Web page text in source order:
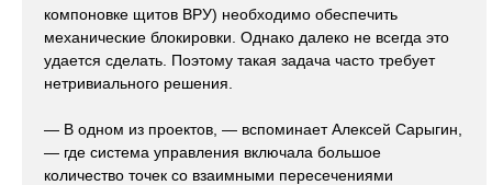
компоновке щитов ВРУ) необходимо обеспечить
механические блокировки. Однако далеко не всегда это
удается сделать. Поэтому такая задача часто требует
нетривиального решения.
— В одном из проектов, — вспоминает Алексей Сарыгин,
— где система управления включала большое
количество точек со взаимными пересечениями